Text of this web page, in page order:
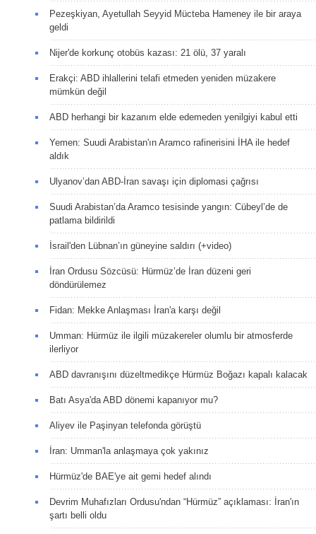
Pezeşkiyan, Ayetullah Seyyid Mücteba Hameney ile bir araya
geldi
Nijer'de korkunç otobüs kazası: 21 ölü, 37 yaralı
Erakçi: ABD ihlallerini telafi etmeden yeniden müzakere
mümkün değil
ABD herhangi bir kazanım elde edemeden yenilgiyi kabul etti
Yemen: Suudi Arabistan'ın Aramco rafinerisini İHA ile hedef
aldık
Ulyanov’dan ABD-İran savaşı için diplomasi çağrısı
Suudi Arabistan’da Aramco tesisinde yangın: Cübeyl’de de
patlama bildirildi
İsrail'den Lübnan’ın güneyine saldırı (+video)
İran Ordusu Sözcüsü: Hürmüz’de İran düzeni geri
döndürülemez
Fidan: Mekke Anlaşması İran'a karşı değil
Umman: Hürmüz ile ilgili müzakereler olumlu bir atmosferde
ilerliyor
ABD davranışını düzeltmedikçe Hürmüz Boğazı kapalı kalacak
Batı Asya'da ABD dönemi kapanıyor mu?
Aliyev ile Paşinyan telefonda görüştü
İran: Umman'la anlaşmaya çok yakınız
Hürmüz'de BAE'ye ait gemi hedef alındı
Devrim Muhafızları Ordusu'ndan “Hürmüz” açıklaması: İran'ın
şartı belli oldu